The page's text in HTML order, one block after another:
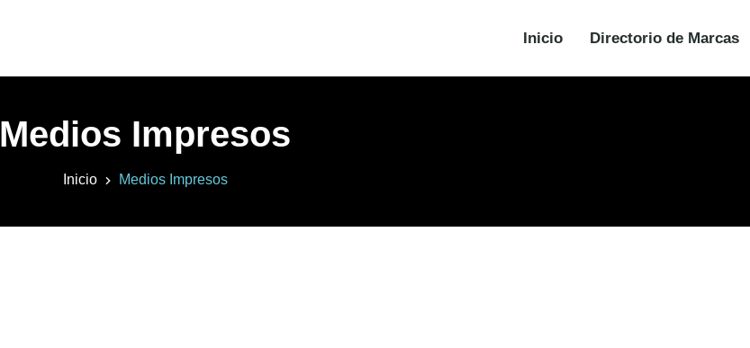
Inicio Directorio de Marcas
Medios Impresos
Inicio Medios Impresos